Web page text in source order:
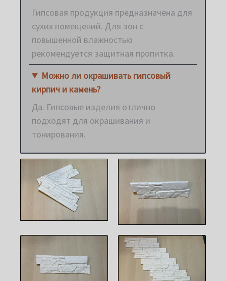
Гипсовая продукция предназначена для
сухих помещений. Для зон с
повышенной влажностью
рекомендуется защитная пропитка.
Можно ли окрашивать гипсовый
кирпич и камень?
Да. Гипсовые изделия отлично
подходят для окрашивания и
тонирования.